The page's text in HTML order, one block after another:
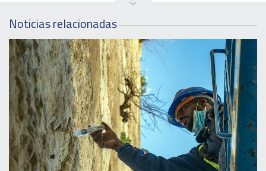
Noticias relacionadas